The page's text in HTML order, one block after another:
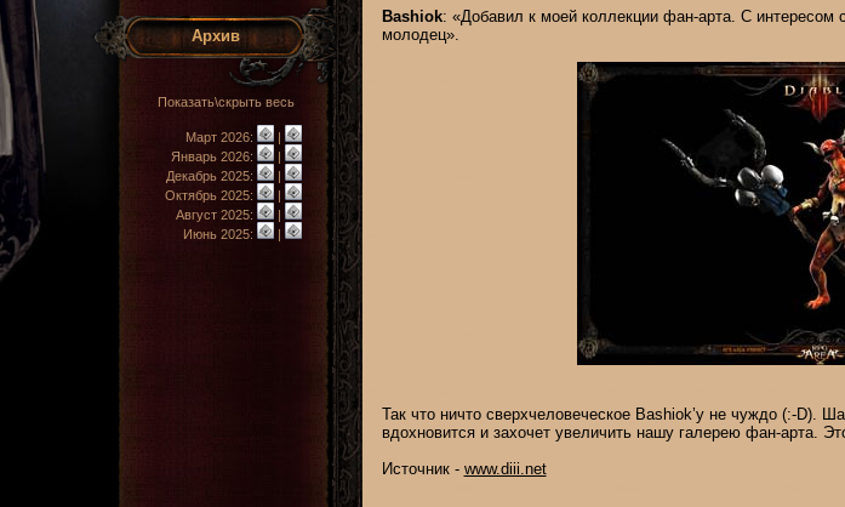
Архив
Показать\скрыть весь
Март 2026:
|
Январь 2026:
|
Декабрь 2025:
|
Октябрь 2025:
|
Август 2025:
|
Июнь 2025:
|
Bashiok: «Добавил к моей коллекции фан-арта. С интересом
молодец».
Так что ничто сверхчеловеческое Bashiok’у не чуждо (:-D).
вдохновится и захочет увеличить нашу галерею фан-арта.
Источник - www.diii.net